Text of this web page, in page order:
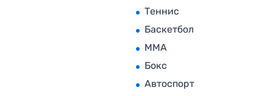
Теннис
Баскетбол
MMA
Бокс
Автоспорт